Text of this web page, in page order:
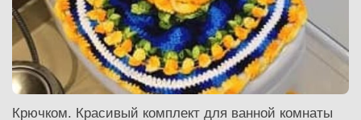
Крючком. Красивый комплект для ванной комнаты